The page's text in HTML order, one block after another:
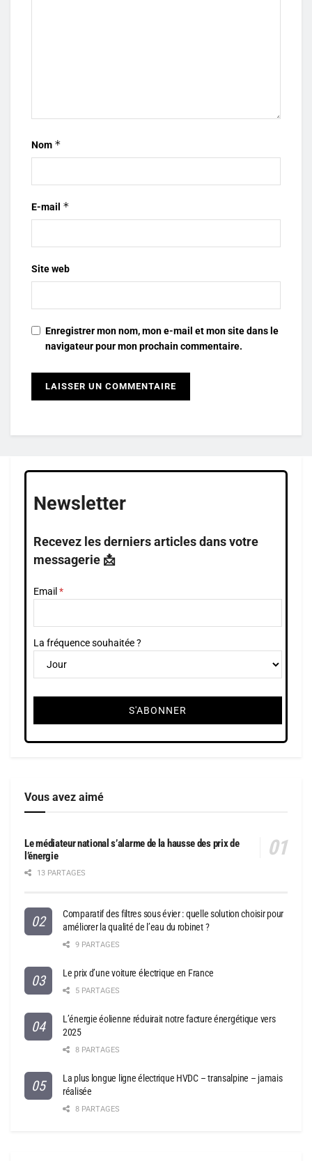
Nom *
E-mail *
Site web
Enregistrer mon nom, mon e-mail et mon site dans le
navigateur pour mon prochain commentaire.
Newsletter
Recevez les derniers articles dans votre
messagerie 📩
Email
La fréquence souhaitée ?
Vous avez aimé
Le médiateur national s’alarme de la hausse des prix de
l’énergie
13 PARTAGES
Comparatif des filtres sous évier : quelle solution choisir pour
améliorer la qualité de l’eau du robinet ?
9 PARTAGES
Le prix d’une voiture électrique en France
5 PARTAGES
L’énergie éolienne réduirait notre facture énergétique vers
2025
8 PARTAGES
La plus longue ligne électrique HVDC – transalpine – jamais
réalisée
8 PARTAGES